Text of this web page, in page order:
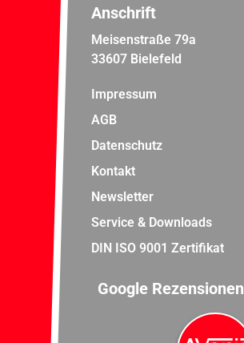
Anschrift
Meisenstraße 79a
33607 Bielefeld
Impressum
AGB
Datenschutz
Kontakt
Newsletter
Service & Downloads
DIN ISO 9001 Zertifikat
Google Rezensionen